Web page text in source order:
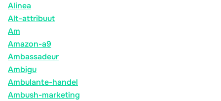
Alinea
Alt-attribuut
Am
Amazon-a9
Ambassadeur
Ambigu
Ambulante-handel
Ambush-marketing